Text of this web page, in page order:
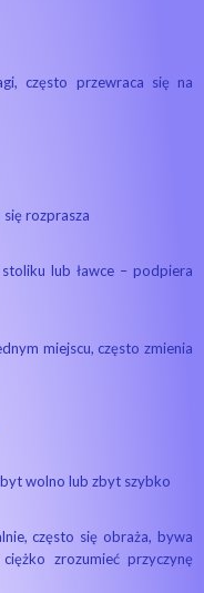
często przewraca się na
rozprasza
lub ławce – podpiera
miejscu, często zmienia
wolno lub zbyt szybko
często się obraża, bywa
zrozumieć przyczynę